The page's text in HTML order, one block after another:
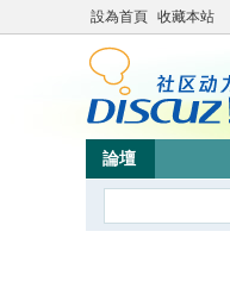
設為首頁 收藏本站
論壇